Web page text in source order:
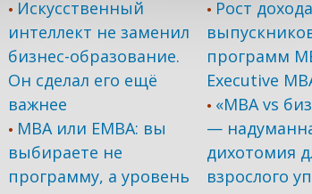
• Искусственный
интеллект не заменил
бизнес-образование.
Он сделал его ещё
важнее
• MBA или EMBA: вы
выбираете не
программу, а уровень
• Рост дохода
программ
Executive
• «MBA vs
—
дихотомия
взрослого